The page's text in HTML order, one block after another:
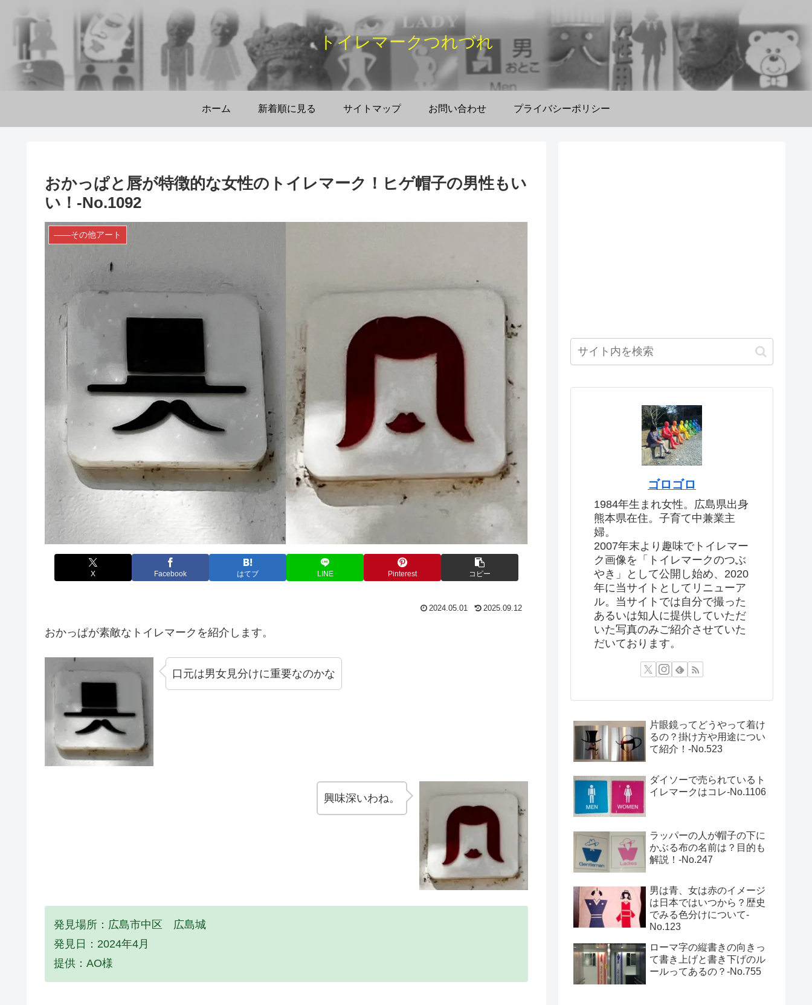
トイレマークつれづれ
ホーム 新着順に見る サイトマップ お問い合わせ プライバシーポリシー
おかっぱと唇が特徴的な女性のトイレマーク！ヒゲ帽子の男性もい
い！-No.1092
――その他アート
X Facebook はてブ LINE Pinterest コピー
2024.05.01 2025.09.12
おかっぱが素敵なトイレマークを紹介します。
口元は男女見分けに重要なのかな
興味深いわね。
発見場所：広島市中区 広島城
発見日：2024年4月
提供：AO様
ゴロゴロ
1984年生まれ女性。広島県出身
熊本県在住。子育て中兼業主
婦。
2007年末より趣味でトイレマー
ク画像を「トイレマークのつぶ
やき」として公開し始め、2020
年に当サイトとしてリニューア
ル。当サイトでは自分で撮った
あるいは知人に提供していただ
いた写真のみご紹介させていた
だいております。
片眼鏡ってどうやって着け
るの？掛け方や用途につい
て紹介！‐No.523
ダイソーで売られているト
イレマークはコレ-No.1106
ラッパーの人が帽子の下に
かぶる布の名前は？目的も
解説！‐No.247
男は青、女は赤のイメージ
は日本ではいつから？歴史
でみる色分けについて-
No.123
ローマ字の縦書きの向きっ
て書き上げと書き下げのル
ールってあるの？‐No.755